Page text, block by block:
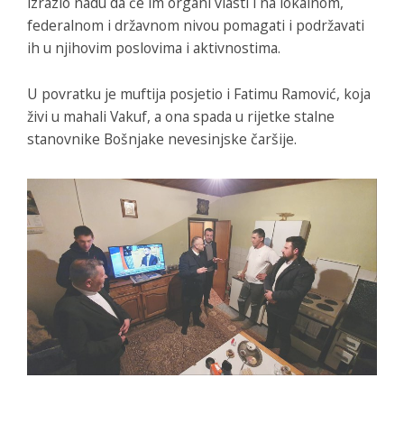
federalnom i državnom nivou pomagati i podržavati
ih u njihovim poslovima i aktivnostima.
U povratku je muftija posjetio i Fatimu Ramović, koja
živi u mahali Vakuf, a ona spada u rijetke stalne
stanovnike Bošnjake nevesinjske čaršije.